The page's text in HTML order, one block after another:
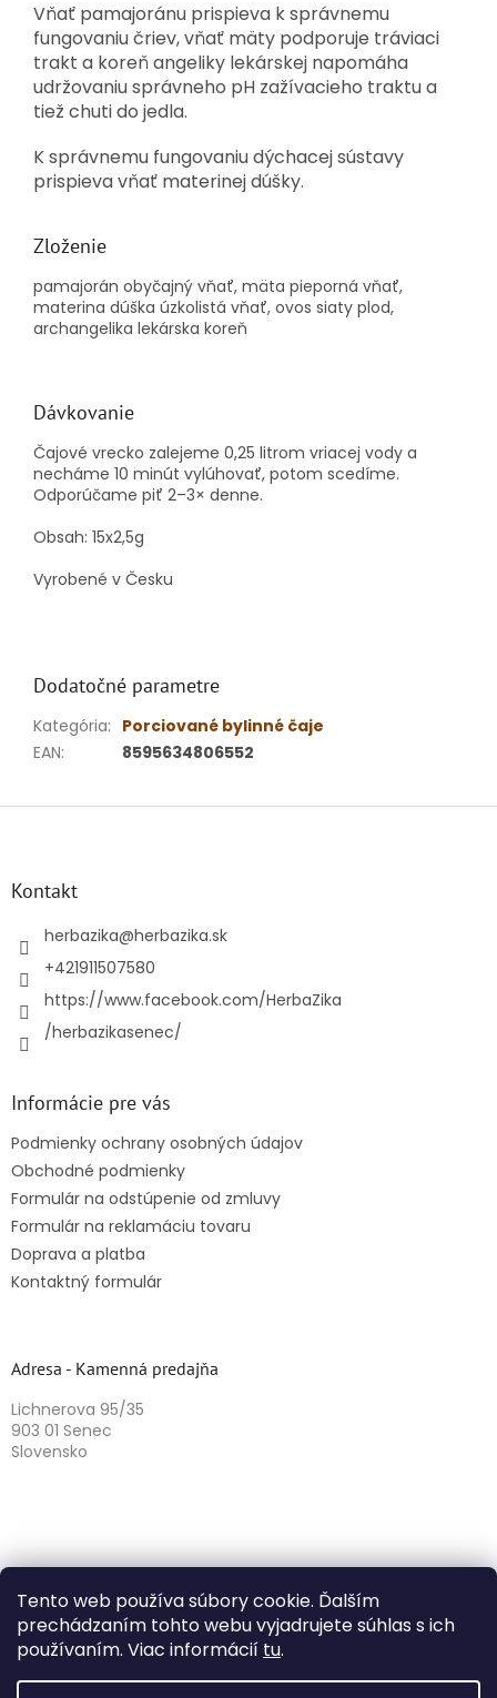
Tento web používa súbory cookie. Ďalším
prechádzaním tohto webu vyjadrujete súhlas s ich
používaním. Viac informácií tu.
Vňať pamajoránu prispieva k správnemu
fungovaniu čriev, vňať mäty podporuje tráviaci
trakt a koreň angeliky lekárskej napomáha
udržovaniu správneho pH zažívacieho traktu a
tiež chuti do jedla.
K správnemu fungovaniu dýchacej sústavy
prispieva vňať materinej dúšky.
Zloženie
pamajorán obyčajný vňať, mäta pieporná vňať,
materina dúška úzkolistá vňať, ovos siaty plod,
archangelika lekárska koreň
Dávkovanie
Čajové vrecko zalejeme 0,25 litrom vriacej vody a
necháme 10 minút vylúhovať, potom scedíme.
Odporúčame piť 2–3× denne.
Obsah: 15x2,5g
Vyrobené v Česku
Dodatočné parametre
Kategória: Porciované bylinné čaje
EAN: 8595634806552
Kontakt
herbazika@herbazika.sk
+421911507580
https://www.facebook.com/HerbaZika
/herbazikasenec/
Informácie pre vás
Podmienky ochrany osobných údajov
Obchodné podmienky
Formulár na odstúpenie od zmluvy
Formulár na reklamáciu tovaru
Doprava a platba
Kontaktný formulár
Adresa - Kamenná predajňa
Lichnerova 95/35
903 01 Senec
Slovensko